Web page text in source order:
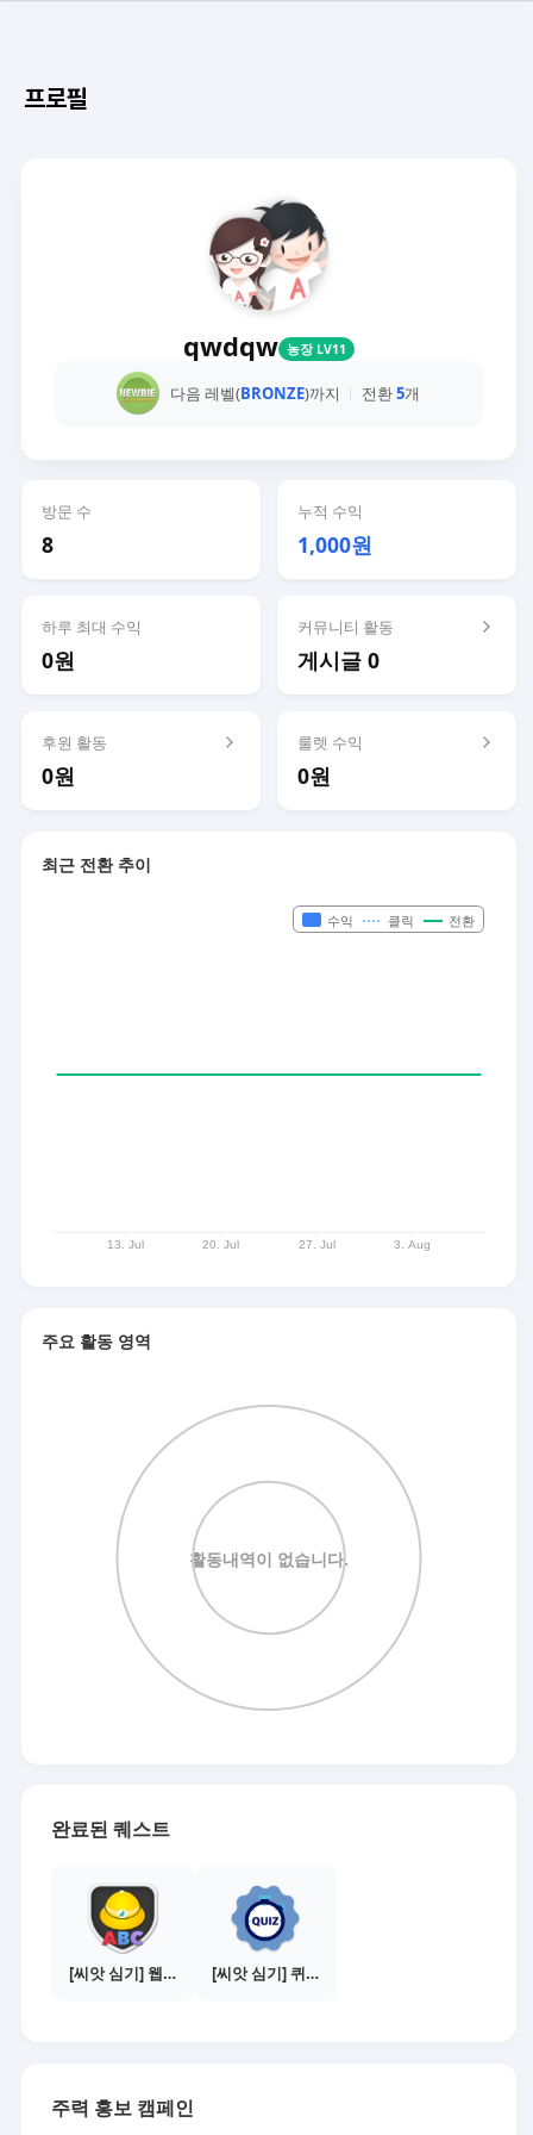
프로필
qwdqw 농장 LV11
다음 레벨(BRONZE)까지 전환5개
방문 수
8
누적 수익
1,000원
하루 최대 수익
0원
커뮤니티 활동
게시글 0
후원 활동
0원
룰렛 수익
0원
최근 전환 추이
주요 활동 영역
완료된 퀘스트
[씨앗 심기] 웹툰보기 - 수익내기 편 [씨앗 심기] 퀴즈 참여하기
주력 홍보 캠페인